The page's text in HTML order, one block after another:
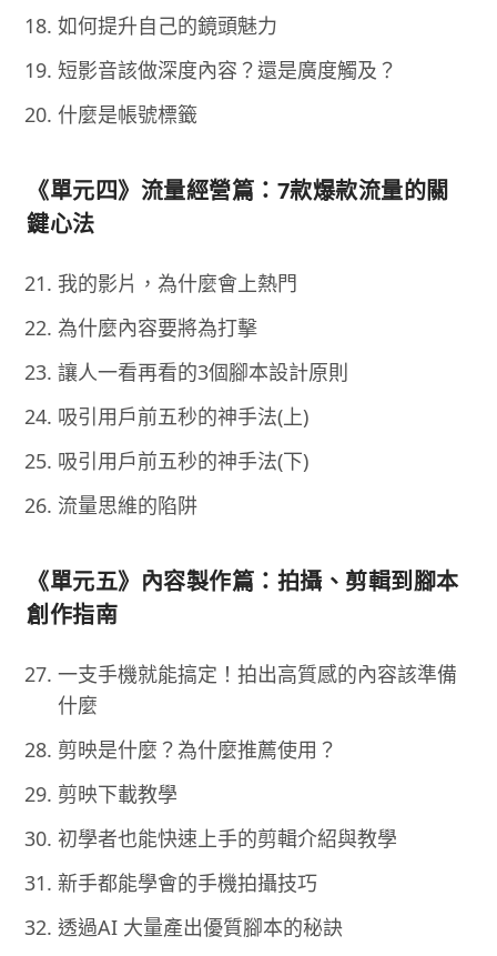
如何提升自己的鏡頭魅力
短影音該做深度內容？還是廣度觸及？
什麼是帳號標籤
《單元四》流量經營篇：7款爆款流量的關
鍵心法
我的影片，為什麼會上熱門
為什麼內容要將為打擊
讓人一看再看的3個腳本設計原則
吸引用戶前五秒的神手法(上)
吸引用戶前五秒的神手法(下)
流量思維的陷阱
《單元五》內容製作篇：拍攝、剪輯到腳本
創作指南
一支手機就能搞定！拍出高質感的內容該準備
什麼
剪映是什麼？為什麼推薦使用？
剪映下載教學
初學者也能快速上手的剪輯介紹與教學
新手都能學會的手機拍攝技巧
透過AI 大量產出優質腳本的秘訣